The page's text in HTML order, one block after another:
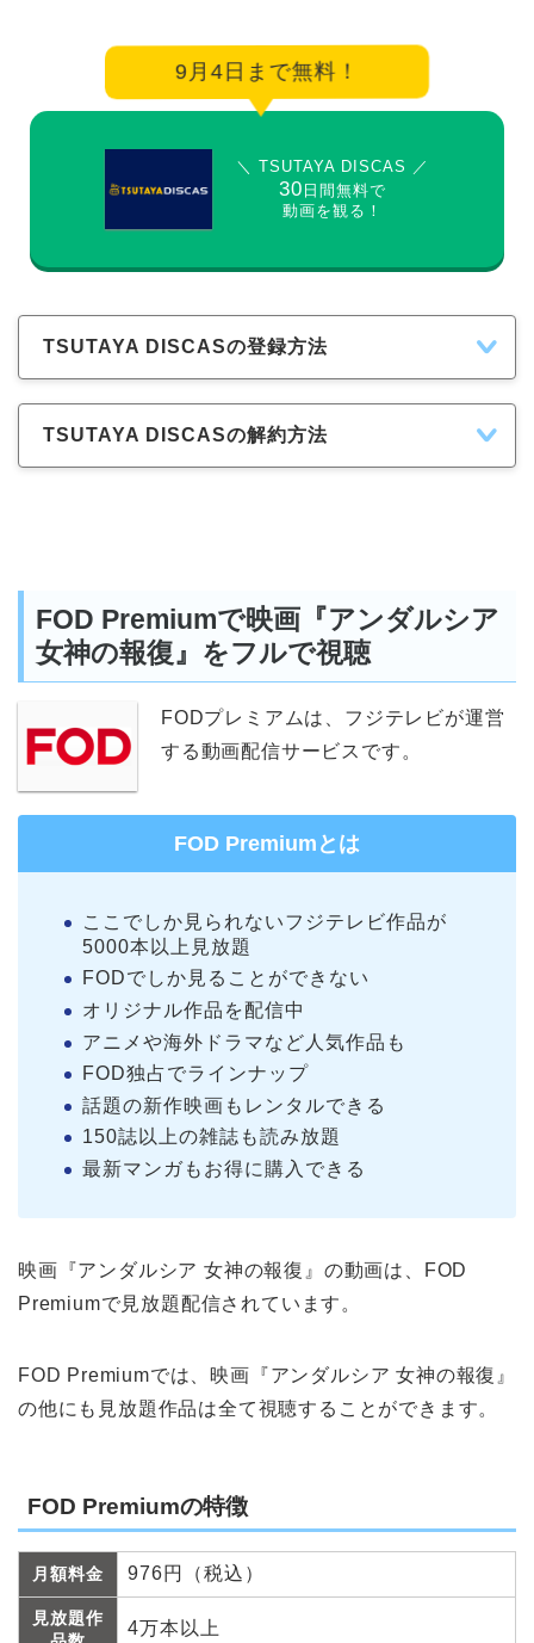
9月4日まで無料！
＼ TSUTAYA DISCAS ／
30 日間無料で
動画を観る！
TSUTAYA DISCASの登録方法
TSUTAYA DISCASの解約方法
FOD Premiumで映画『アンダルシア
女神の報復』をフルで視聴
FODプレミアムは、フジテレビが運営
する動画配信サービスです。
FOD Premiumとは
ここでしか見られないフジテレビ作品が
5000本以上見放題
FODでしか見ることができない
オリジナル作品を配信中
アニメや海外ドラマなど人気作品も
FOD独占でラインナップ
話題の新作映画もレンタルできる
150誌以上の雑誌も読み放題
最新マンガもお得に購入できる
映画『アンダルシア 女神の報復』の動画は、FOD
Premiumで見放題配信されています。
FOD Premiumでは、映画『アンダルシア 女神の報復』
の他にも見放題作品は全て視聴することができます。
FOD Premiumの特徴
月額料金 976円（税込）
見放題作
4万本以上